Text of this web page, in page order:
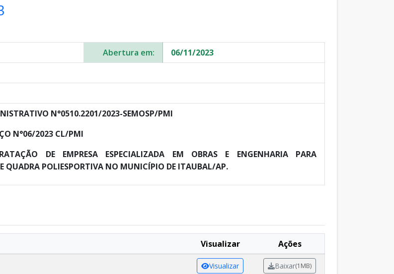
Abertura em:
06/11/2023
N°0510.2201/2023-SEMOSP/PMI
N°06/2023 CL/PMI
DE EMPRESA ESPECIALIZADA EM OBRAS E ENGENHARIA PARA
QUADRA POLIESPORTIVA NO MUNICÍPIO DE ITAUBAL/AP.
Visualizar Ações
Visualizar Baixar(1MB)